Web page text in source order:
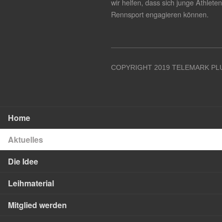
wir helfen, dass sich junge
Rennsport engagieren können.
COPYRIGHT 2019 TELEMARK
Home
Aktuelles
Die Idee
Leihmaterial
Mitglied werden